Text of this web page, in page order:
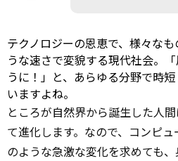
テクノロジーの恩恵で、様々な
うな速さで変貌する現代社会。
うに！」と、あらゆる分野で時短
いますよね。
ところが自然界から誕生した人
て進化します。なので、コンピ
のような急激な変化を求めても